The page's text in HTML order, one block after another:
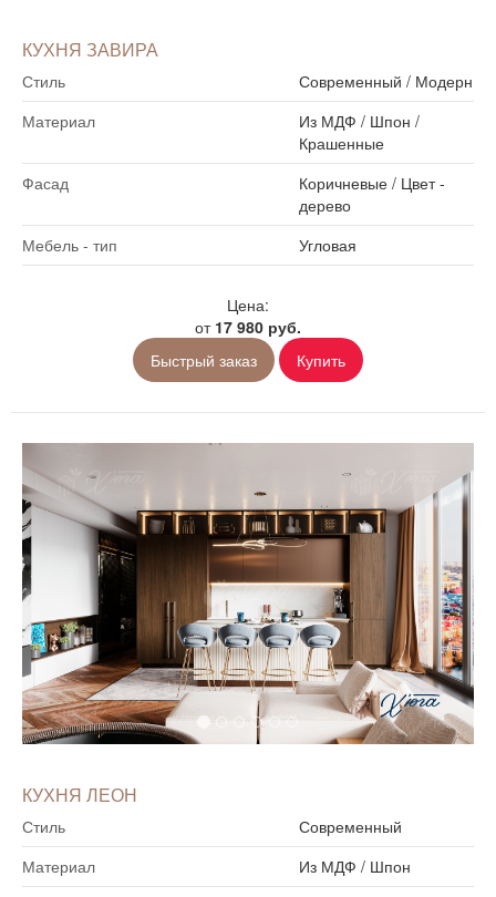
КУХНЯ ЗАВИРА
Стиль Современный / Модерн
Материал
Из МДФ / Шпон /
Крашенные
Фасад
Коричневые/ Цвет -
дерево
Мебель - тип
Угловая
Цена:
от 17 980 руб.
Быстрый заказ
Купить
КУХНЯ ЛЕОН
Стиль
Современный
Материал
Из МДФ / Шпон